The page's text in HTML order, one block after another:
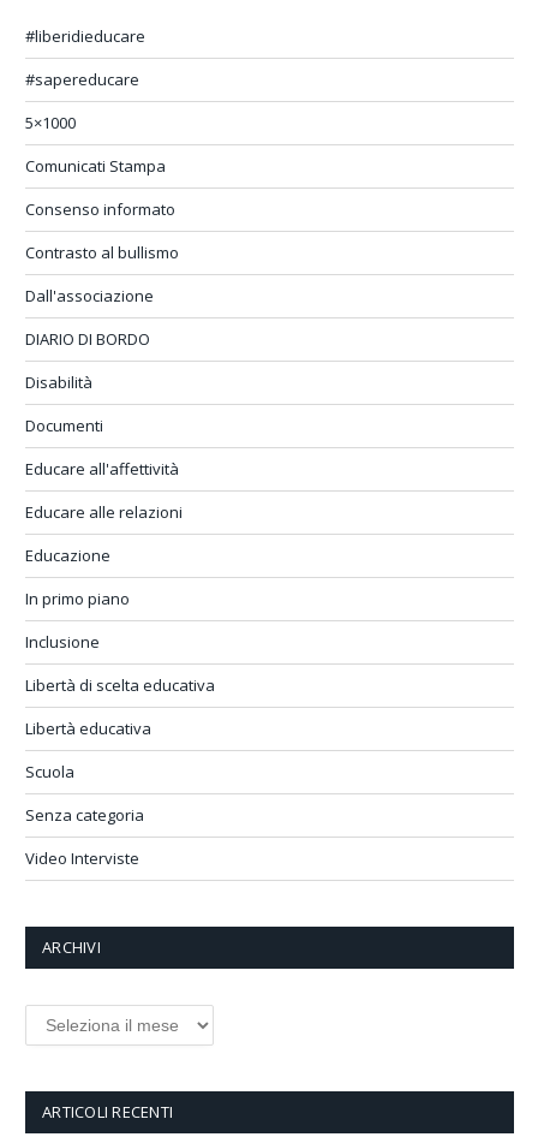
#liberidieducare
#sapereducare
5×1000
Comunicati Stampa
Consenso informato
Contrasto al bullismo
Dall'associazione
DIARIO DI BORDO
Disabilità
Documenti
Educare all'affettività
Educare alle relazioni
Educazione
In primo piano
Inclusione
Libertà di scelta educativa
Libertà educativa
Scuola
Senza categoria
Video Interviste
ARCHIVI
Archivi
ARTICOLI RECENTI